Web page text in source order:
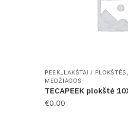
PEEK_LAKŠTAI / PLOKŠTĖS ,
MEDŽIAGOS
TECAPEEK plokštė
€0.00